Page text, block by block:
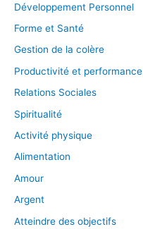
Développement Personnel
Forme et Santé
Gestion de la colère
Productivité et performance
Relations Sociales
Spiritualité
Activité physique
Alimentation
Amour
Argent
Atteindre des objectifs